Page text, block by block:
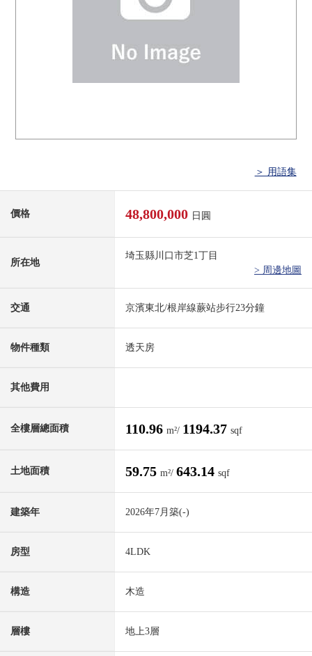
＞ 用語集
價格 48,800,000 日圓
所在地
埼玉縣川口市芝1丁目
> 周邊地圖
交通 京濱東北/根岸線蕨站步行23分鐘
物件種類 透天房
其他費用
全樓層總面積 110.96 m²/ 1194.37 sqf
土地面積 59.75 m²/ 643.14 sqf
建築年 2026年7月築(-)
房型 4LDK
構造 木造
層樓 地上3層